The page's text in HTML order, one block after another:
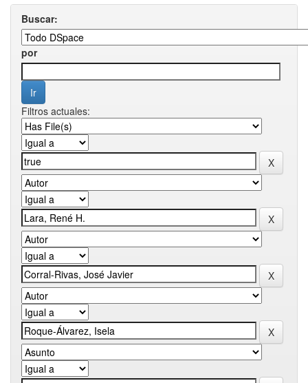
Buscar:
por
Filtros actuales: